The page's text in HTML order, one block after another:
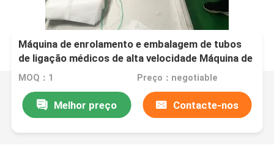
Máquina de enrolamento e embalagem de tubos
de ligação médicos de alta velocidade Máquina de
sucção de mangueira de enrolamento e
MOQ：1 Preço：negotiable
Melhor preço Contacte-nos